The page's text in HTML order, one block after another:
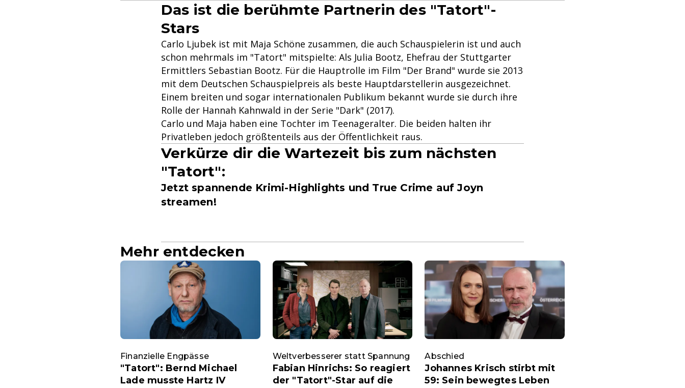
Das ist die berühmte Partnerin des "Tatort"-
Stars
Carlo Ljubek ist mit Maja Schöne zusammen, die auch Schauspielerin ist und auch
schon mehrmals im "Tatort" mitspielte: Als Julia Bootz, Ehefrau der Stuttgarter
Ermittlers Sebastian Bootz. Für die Hauptrolle im Film "Der Brand" wurde sie 2013
mit dem Deutschen Schauspielpreis als beste Hauptdarstellerin ausgezeichnet.
Einem breiten und sogar internationalen Publikum bekannt wurde sie durch ihre
Rolle der Hannah Kahnwald in der Serie "Dark" (2017).
Carlo und Maja haben eine Tochter im Teenageralter. Die beiden halten ihr
Privatleben jedoch größtenteils aus der Öffentlichkeit raus.
Verkürze dir die Wartezeit bis zum nächsten
"Tatort":
Jetzt spannende Krimi-Highlights und True Crime auf Joyn
streamen!
Mehr entdecken
Finanzielle Engpässe
"Tatort": Bernd Michael
Lade musste Hartz IV
Weltverbesserer statt Spannung
Fabian Hinrichs: So reagiert
der "Tatort"-Star auf die
Abschied
Johannes Krisch stirbt mit
59: Sein bewegtes Leben